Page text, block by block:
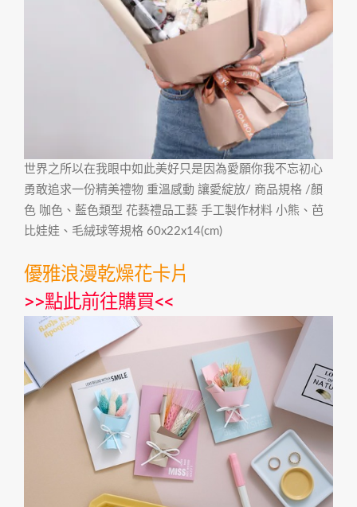
世界之所以在我眼中如此美好只是因為愛願你我不忘初心
勇敢追求一份精美禮物 重溫感動 讓愛綻放/ 商品規格 /顏
色 咖色、藍色類型 花藝禮品工藝 手工製作材料 小熊、芭
比娃娃、毛絨球等規格 60x22x14(cm)
優雅浪漫乾燥花卡片
>>點此前往購買<<